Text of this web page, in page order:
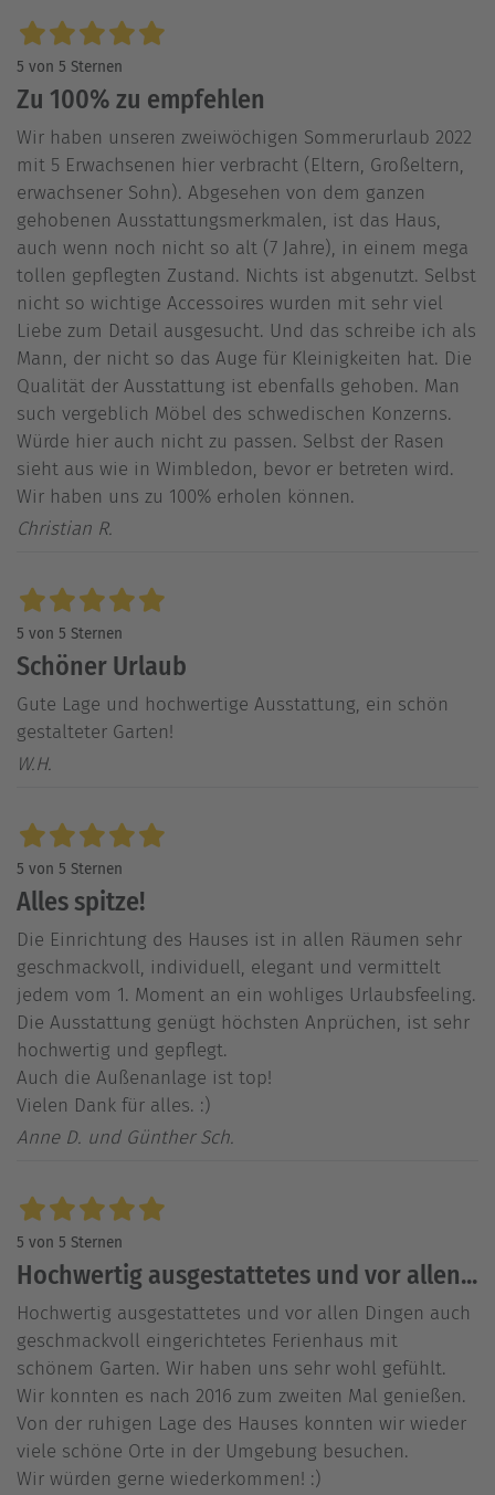
5 von 5 Sternen
Zu 100% zu empfehlen
Wir haben unseren zweiwöchigen Sommerurlaub 2022
mit 5 Erwachsenen hier verbracht (Eltern, Großeltern,
erwachsener Sohn). Abgesehen von dem ganzen
gehobenen Ausstattungsmerkmalen, ist das Haus,
auch wenn noch nicht so alt (7 Jahre), in einem mega
tollen gepflegten Zustand. Nichts ist abgenutzt. Selbst
nicht so wichtige Accessoires wurden mit sehr viel
Liebe zum Detail ausgesucht. Und das schreibe ich als
Mann, der nicht so das Auge für Kleinigkeiten hat. Die
Qualität der Ausstattung ist ebenfalls gehoben. Man
such vergeblich Möbel des schwedischen Konzerns.
Würde hier auch nicht zu passen. Selbst der Rasen
sieht aus wie in Wimbledon, bevor er betreten wird.
Wir haben uns zu 100% erholen können.
Christian R.
5 von 5 Sternen
Schöner Urlaub
Gute Lage und hochwertige Ausstattung, ein schön
gestalteter Garten!
W.H.
5 von 5 Sternen
Alles spitze!
Die Einrichtung des Hauses ist in allen Räumen sehr
geschmackvoll, individuell, elegant und vermittelt
jedem vom 1. Moment an ein wohliges Urlaubsfeeling.
Die Ausstattung genügt höchsten Anprüchen, ist sehr
hochwertig und gepflegt.
Auch die Außenanlage ist top!
Vielen Dank für alles. :)
Anne D. und Günther Sch.
5 von 5 Sternen
Hochwertig ausgestattetes und vor allen...
Hochwertig ausgestattetes und vor allen Dingen auch
geschmackvoll eingerichtetes Ferienhaus mit
schönem Garten. Wir haben uns sehr wohl gefühlt.
Wir konnten es nach 2016 zum zweiten Mal genießen.
Von der ruhigen Lage des Hauses konnten wir wieder
viele schöne Orte in der Umgebung besuchen.
Wir würden gerne wiederkommen! :)